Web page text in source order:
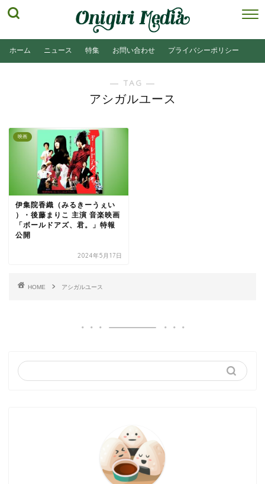
ホーム ニュース 特集 お問い合わせ プライバシーポリシー
― TAG ―
アシガルユース
映画
伊集院香織（みるきーうぇい
）・後藤まりこ 主演 音楽映画
「ボールドアズ、君。」特報
公開
2024年5月17日
HOME アシガルユース